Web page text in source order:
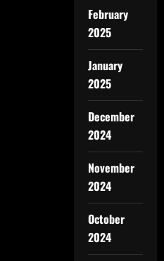
February
2025
January
2025
December
2024
November
2024
October
2024